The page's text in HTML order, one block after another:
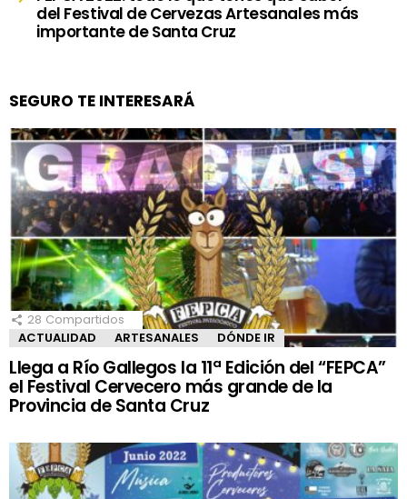
del Festival de Cervezas Artesanales más
importante de Santa Cruz
SEGURO TE INTERESARÁ
28 Compartidos
ACTUALIDAD
ARTESANALES DÓNDE IR
Llega a Río Gallegos la 11ª Edición del “FEPCA”
el Festival Cervecero más grande de la
Provincia de Santa Cruz